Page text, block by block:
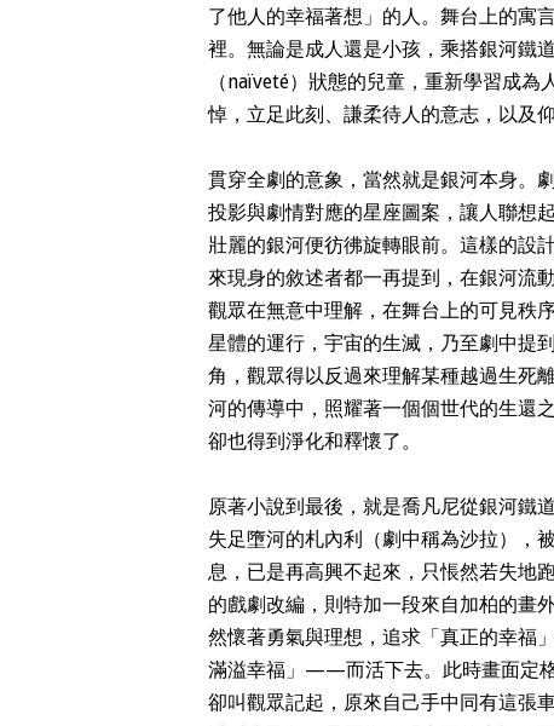
了他人的幸福著想」的人。舞台上的寓
裡。無論是成人還是小孩，乘搭銀河鐵
（naïveté）狀態的兒童，重新學習成
悼，立足此刻、謙柔待人的意志，以及
貫穿全劇的意象，當然就是銀河本身。
投影與劇情對應的星座圖案，讓人聯想
壯麗的銀河便彷彿旋轉眼前。這樣的設
來現身的敘述者都一再提到，在銀河流
觀眾在無意中理解，在舞台上的可見秩
星體的運行，宇宙的生滅，乃至劇中提
角，觀眾得以反過來理解某種越過生死
河的傳導中，照耀著一個個世代的生還
卻也得到淨化和釋懷了。
原著小說到最後，就是喬凡尼從銀河鐵
失足墮河的札內利（劇中稱為沙拉），
息，已是再高興不起來，只悵然若失地
的戲劇改編，則特加一段來自加柏的畫
然懷著勇氣與理想，追求「真正的幸
滿溢幸福」——而活下去。此時畫面定
卻叫觀眾記起，原來自己手中同有這張